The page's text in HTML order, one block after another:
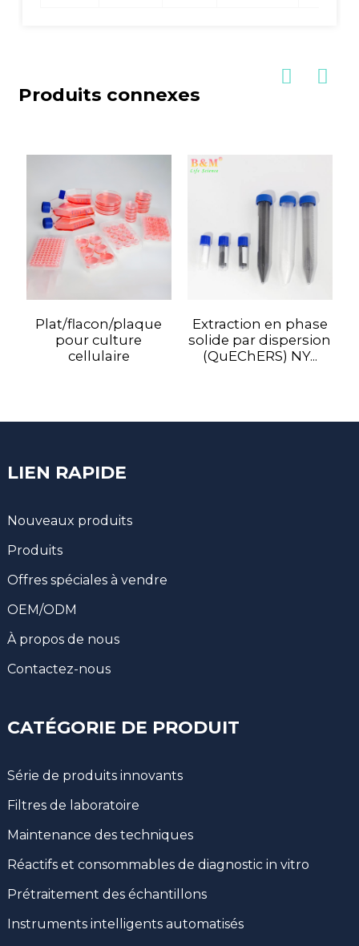
Produits connexes
Plat/flacon/plaque
pour culture
cellulaire
Extraction en phase
solide par dispersion
(QuEChERS) NY...
LIEN RAPIDE
Nouveaux produits
Produits
Offres spéciales à vendre
OEM/ODM
À propos de nous
Contactez-nous
CATÉGORIE DE PRODUIT
Série de produits innovants
Filtres de laboratoire
Maintenance des techniques
Réactifs et consommables de diagnostic in vitro
Prétraitement des échantillons
Instruments intelligents automatisés